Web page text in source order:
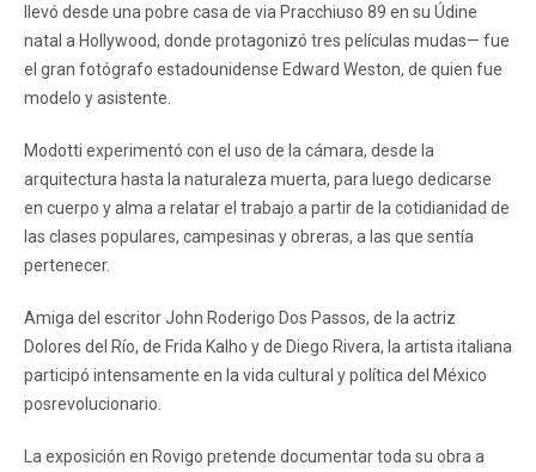
llevó desde una pobre casa de via Pracchiuso 89 en su Údine
natal a Hollywood, donde protagonizó tres películas mudas— fue
el gran fotógrafo estadounidense Edward Weston, de quien fue
modelo y asistente.
Modotti experimentó con el uso de la cámara, desde la
arquitectura hasta la naturaleza muerta, para luego dedicarse
en cuerpo y alma a relatar el trabajo a partir de la cotidianidad de
las clases populares, campesinas y obreras, a las que sentía
pertenecer.
Amiga del escritor John Roderigo Dos Passos, de la actriz
Dolores del Río, de Frida Kalho y de Diego Rivera, la artista italiana
participó intensamente en la vida cultural y política del México
posrevolucionario.
La exposición en Rovigo pretende documentar toda su obra a